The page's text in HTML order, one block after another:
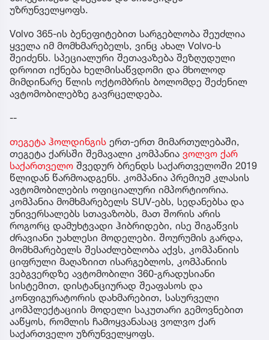
უზრუნველყოფს.
Volvo 365-ის ბენეფიტებით სარგებლობა შეუძლია
ყველა იმ მომხმარებელს, ვინც ახალ Volvo-ს
შეიძენს. სპეციალური შეთავაზება შეზღუდული
დროით იქნება ხელმისაწვდომი და მხოლოდ
მიმდინარე წლის ოქტომბრის ბოლომდე შეძენილ
ავტომობილებზე გავრცელდება.
--
თეგეტა ჰოლდინგის ერთ-ერთ მიმართულებაში,
თეგეტა ქარსში შემავალი კომპანია ვოლვო ქარ
საქართველო შვედურ ბრენდს საქართველოში 2019
წლიდან წარმოადგენს. კომპანია პრემიუმ კლასის
ავტომობილების ოფიციალური იმპორტიორია.
კომპანია მომხმარებელს SUV-ებს, სედანებსა და
უნივერსალებს სთავაზობს, მათ შორის არის
როგორც დამუხტვადი ჰიბრიდები, ისე შიგაწვის
ძრავიანი უახლესი მოდელები. შოურუმის გარდა,
მომხმარებელს შესაძლებლობა აქვს, კომპანიის
ციფრული მაღაზიით ისარგებლოს, კომპანიის
ვებგვერდზე ავტომობილი 360-გრადუსიანი
სისტემით, დისტანციურად შეაფასოს და
კონფიგურატორის დახმარებით, სასურველი
კომპლექტაციის მოდელი საკუთარი გემოვნებით
ააწყოს, რომლის ჩამოყვანასაც ვოლვო ქარ
საქართველო უზრუნველყოფს.